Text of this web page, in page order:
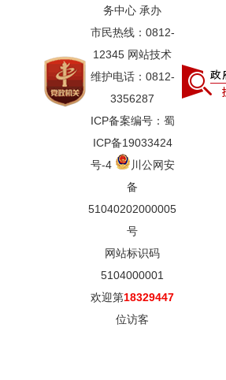
务中心 承办
市民热线：0812-
12345 网站技术
维护电话：0812-
3356287
ICP备案编号：蜀
ICP备19033424
号-4
川公网安
备
51040202000005
号
网站标识码
5104000001
欢迎第18329447
位访客